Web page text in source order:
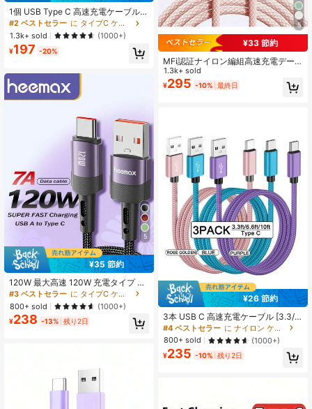
1個 USB Type C 高速充電ケーブル、
ナイロン編み 3.3ft/6.6ft/10ft USB A
to USB C 充電ケーブル、Galaxy S2
5 S24 S23 S22 S21対応
#2 ベストセラー
に タイプC ケーブル
1.3k+ sold
(1000+)
¥197 -20%
5
¥35 節約
120W 最大高速 120W 充電タイプ C
ケーブル 7A USB A - USB C 急速充
電ケーブル iPhone 16/15/15Plus/15
Pro/15 Pro Max、Honor Realme On
eplus OPPO USB タイプ C 充電コー
ド データケーブル アドバンス急速充
#3 ベストセラー
に タイプC ケーブル
800+ sold
(1000+)
¥238 -13% 残り2日
5
¥33 節約
MFi認証ナイロン編組高速充電デー
タケーブル、iPhone 13/12/11/XR/8/
7/6、14 Pro Max、14 Pro、14 Plu
s、13 Pro Max、13 Pro、13、12 Pr
サポート
1.3k+ sold
¥295 -10% 最終日
¥26 節約
3本 USB C 高速充電ケーブル [3.3/6.
6/10ft] USB A to C ナイロン編み込
み充電ケーブル、Cポートデータ同
期ケーブル、Galaxy A14 5G A13 A5
4 A53 S23 S22 Ultra S21 S20 A23
A24 A03 S7 Pro 6 Moto Android ス
#4 ベストセラー
に ナイロン ケーブル
800+ sold
(1000+)
¥235 -10% 残り2日